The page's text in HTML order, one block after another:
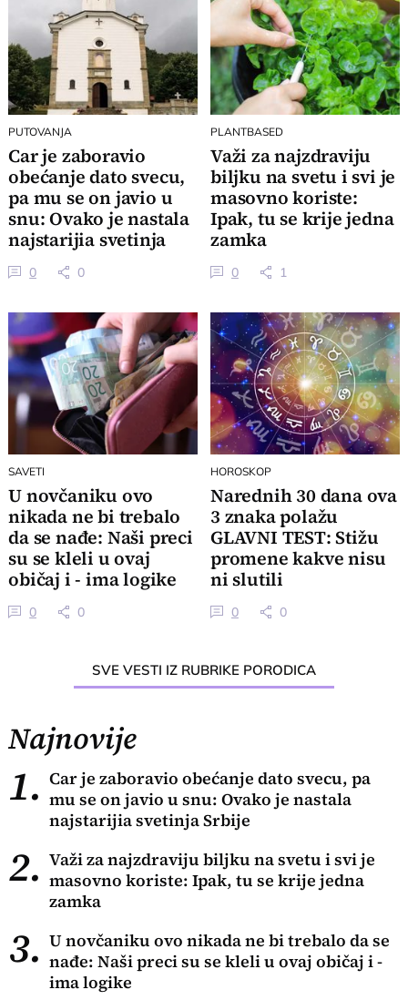
PUTOVANJA
Car je zaboravio
obećanje dato svecu,
pa mu se on javio u
snu: Ovako je nastala
najstarijia svetinja
Srbije
0 0
PLANTBASED
Važi za najzdraviju
biljku na svetu i svi je
masovno koriste:
Ipak, tu se krije jedna
zamka
0 1
SAVETI
U novčaniku ovo
nikada ne bi trebalo
da se nađe: Naši preci
su se kleli u ovaj
običaj i - ima logike
0 0
HOROSKOP
Narednih 30 dana ova
3 znaka polažu
GLAVNI TEST: Stižu
promene kakve nisu
ni slutili
0 0
SVE VESTI IZ RUBRIKE PORODICA
Najnovije
1. Car je zaboravio obećanje dato svecu, pa
mu se on javio u snu: Ovako je nastala
najstarijia svetinja Srbije
2. Važi za najzdraviju biljku na svetu i svi je
masovno koriste: Ipak, tu se krije jedna
zamka
3. U novčaniku ovo nikada ne bi trebalo da se
nađe: Naši preci su se kleli u ovaj običaj i -
ima logike